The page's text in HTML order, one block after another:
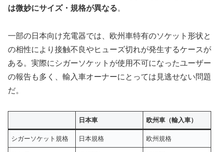
は微妙にサイズ・規格が異なる。
一部の日本向け充電器では、欧州車特有のソケット形状と
の相性により接触不良やヒューズ切れが発生するケースが
ある。実際にシガーソケットが使用不可になったユーザー
の報告も多く、輸入車オーナーにとっては見逃せない問題
だ。
日本車 欧州車（輸入車）
シガーソケット規格 日本規格 欧州規格